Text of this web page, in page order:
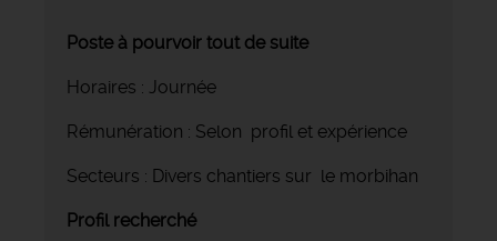
Poste à pourvoir tout de suite
Horaires : Journée
Rémunération : Selon profil et expérience
Secteurs : Divers chantiers sur le morbihan
Profil recherché